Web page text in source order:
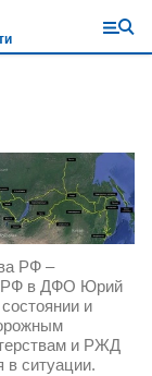
РФ –
РФ в ДФО Юрий
и
и РЖД
в ситуации.